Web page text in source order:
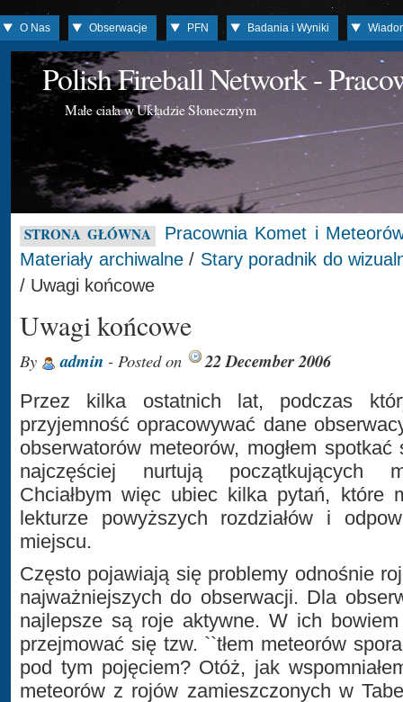
O Nas Obserwacje PFN Badania i Wyniki
Polish Fireball Network -
Małe ciała w Układzie Słonecznym
STRONA GŁÓWNA
Pracownia Komet i
Materiały archiwalne/ Stary poradnik do
/ Uwagi końcowe
Uwagi końcowe
By admin - Posted on 22 December 2006
Przez kilka ostatnich lat, podczas
przyjemność opracowywać dane
obserwatorów meteorów, mogłem
najczęściej nurtują początkujących
Chciałbym więc ubiec kilka pytań, które
lekturze powyższych rozdziałów i
miejscu.
Często pojawiają się problemy odnośnie
najważniejszych do obserwacji. Dla
najlepsze są roje aktywne. W ich
przejmować się tzw. ``tłem meteorów
pod tym pojęciem? Otóż, jak
meteorów z rojów zamieszczonych w